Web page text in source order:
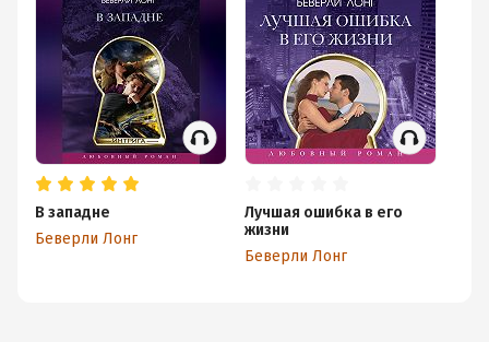
В западне
Беверли Лонг
Лучшая ошибка в его
жизни
Беверли Лонг